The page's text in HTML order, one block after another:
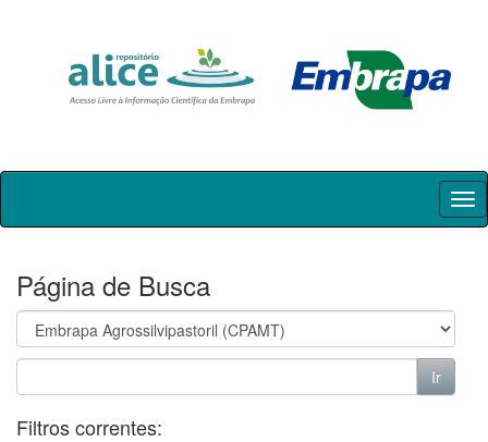
Skip
Página de Busca
Filtros correntes: